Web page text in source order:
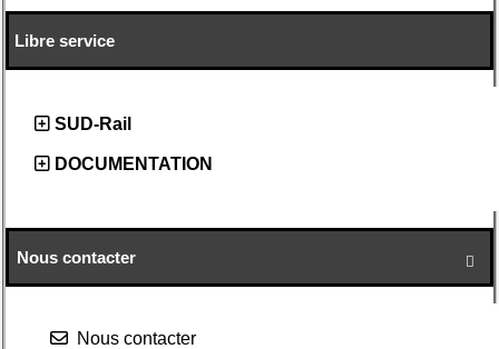
Libre service
SUD-Rail
DOCUMENTATION

Nous contacter
Nous contacter